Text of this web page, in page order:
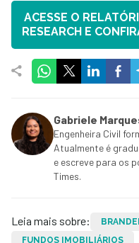
ACESSE O
RESEARCH E
Gabriele
Engenheira Civil
Atualmente é
e escreve para os
Times.
Leia mais sobre:
FUNDOS IMOBILIÁRIOS